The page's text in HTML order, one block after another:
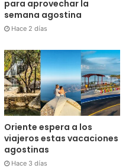
para aprovechar la
semana agostina
Hace 2 días
Oriente espera a los
viajeros estas vacaciones
agostinas
Hace 3 días